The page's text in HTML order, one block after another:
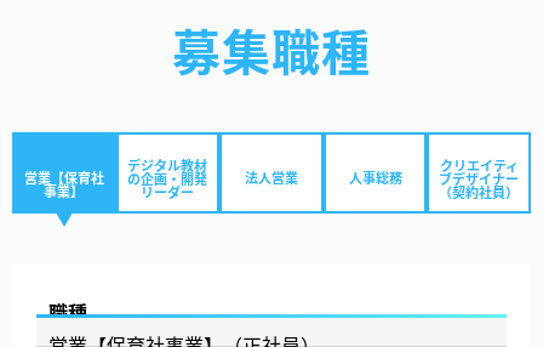
募集職種
営業【保育社
事業】
デジタル教材
の企画・開発
リーダー
法人営業 人事総務
クリエイティ
ブデザイナー
（契約社員）
職種